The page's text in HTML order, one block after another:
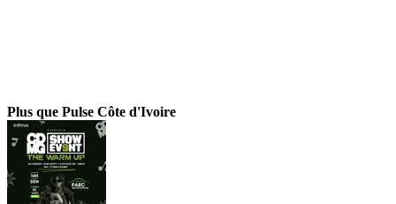
Plus que Pulse Côte d'Ivoire